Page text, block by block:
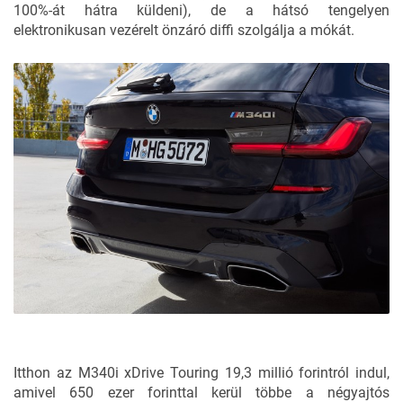
100%-át hátra küldeni), de a hátsó tengelyen
elektronikusan vezérelt önzáró diffi szolgálja a mókát.
Itthon az M340i xDrive Touring 19,3 millió forintról indul,
amivel 650 ezer forinttal kerül többe a négyajtós